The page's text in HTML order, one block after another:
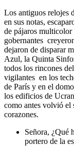
Los antiguos relojes
en sus notas,
de pájaros
gobernantes
dejaron de disparar
Azul, la Quinta
todos los rincones
vigilantes en los
de París y en el
los edificios de
como antes volvió el
corazones.
Señora, ¿Qué
portero de la